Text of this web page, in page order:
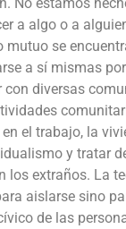
a algo o a
mutuo se
a sí mismas
con diversas
el trabajo, la
y tratar
los extraños. La
aislarse sino
de las